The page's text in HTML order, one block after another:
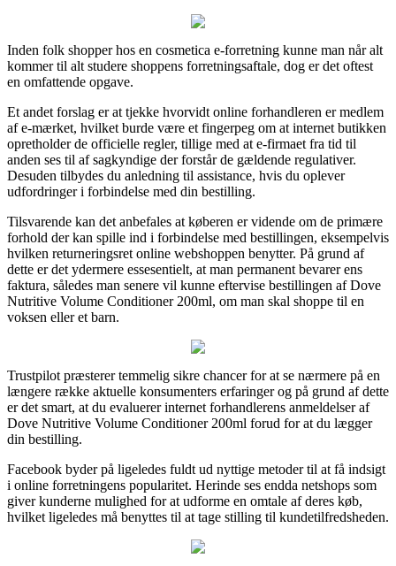
Inden folk shopper hos en cosmetica e-forretning kunne man når alt
kommer til alt studere shoppens forretningsaftale, dog er det oftest
en omfattende opgave.
Et andet forslag er at tjekke hvorvidt online forhandleren er medlem
af e-mærket, hvilket burde være et fingerpeg om at internet butikken
opretholder de officielle regler, tillige med at e-firmaet fra tid til
anden ses til af sagkyndige der forstår de gældende regulativer.
Desuden tilbydes du anledning til assistance, hvis du oplever
udfordringer i forbindelse med din bestilling.
Tilsvarende kan det anbefales at køberen er vidende om de primære
forhold der kan spille ind i forbindelse med bestillingen, eksempelvis
hvilken returneringsret online webshoppen benytter. På grund af
dette er det ydermere essesentielt, at man permanent bevarer ens
faktura, således man senere vil kunne eftervise bestillingen af Dove
Nutritive Volume Conditioner 200ml, om man skal shoppe til en
voksen eller et barn.
Trustpilot præsterer temmelig sikre chancer for at se nærmere på en
længere række aktuelle konsumenters erfaringer og på grund af dette
er det smart, at du evaluerer internet forhandlerens anmeldelser af
Dove Nutritive Volume Conditioner 200ml forud for at du lægger
din bestilling.
Facebook byder på ligeledes fuldt ud nyttige metoder til at få indsigt
i online forretningens popularitet. Herinde ses endda netshops som
giver kunderne mulighed for at udforme en omtale af deres køb,
hvilket ligeledes må benyttes til at tage stilling til kundetilfredsheden.